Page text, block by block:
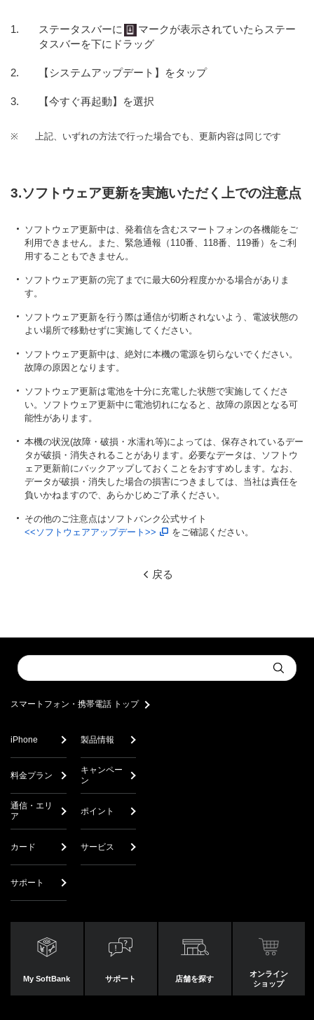
ステータスバーに
マークが表示されていたらステー
タスバーを下にドラッグ
【システムアップデート】をタップ
【今すぐ再起動】を選択
※ 上記、いずれの方法で行った場合でも、更新内容は同じです
3.ソフトウェア更新を実施いただく上での注意点
ソフトウェア更新中は、発着信を含むスマートフォンの各機能をご
利用できません。また、緊急通報（110番、118番、119番）をご利
用することもできません。
ソフトウェア更新の完了までに最大60分程度かかる場合がありま
す。
ソフトウェア更新を行う際は通信が切断されないよう、電波状態の
よい場所で移動せずに実施してください。
ソフトウェア更新中は、絶対に本機の電源を切らないでください。
故障の原因となります。
ソフトウェア更新は電池を十分に充電した状態で実施してくださ
い。ソフトウェア更新中に電池切れになると、故障の原因となる可
能性があります。
本機の状況(故障・破損・水濡れ等)によっては、保存されているデー
タが破損・消失されることがあります。必要なデータは、ソフトウ
ェア更新前にバックアップしておくことをおすすめします。なお、
データが破損・消失した場合の損害につきましては、当社は責任を
負いかねますので、あらかじめご了承ください。
その他のご注意点はソフトバンク公式サイト
<<ソフトウェアアップデート>>
をご確認ください。
戻る
Conduct
a
Submit
スマートフォン・携帯電話 トップ
iPhone 製品情報
料金プラン
キャンペー
ン
通信・エリ
ア
ポイント
カード サービス
サポート
My SoftBank サポート 店舗を探す
オンライン
ショップ